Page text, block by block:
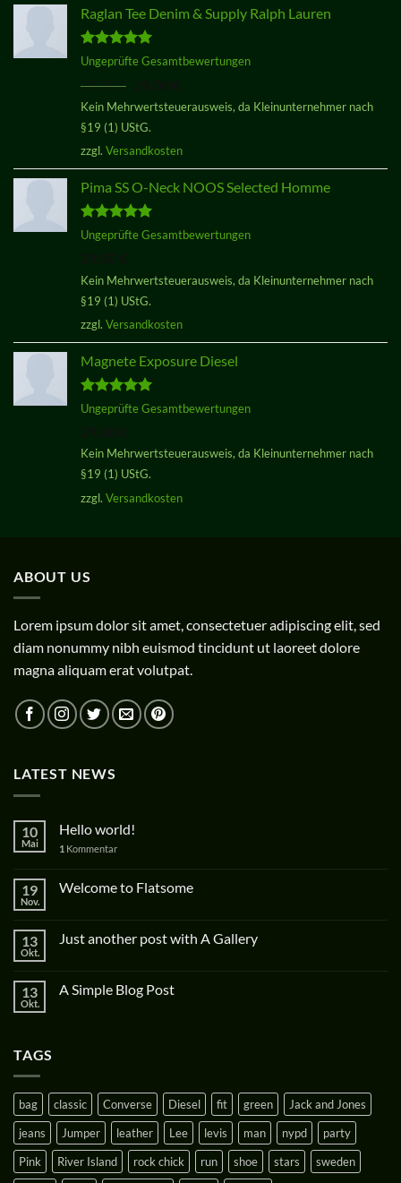
Raglan Tee Denim & Supply Ralph Lauren
Bewertet
von 5
Ungeprüfte Gesamtbewertungen
29,00€
Preis
war:
Preis
Kein Mehrwertsteuerausweis, da Kleinunternehmer nach
§19 (1) UStG.
zzgl. Versandkosten
Pima SS O-Neck NOOS Selected Homme
Bewertet
Ungeprüfte Gesamtbewertungen
Kein Mehrwertsteuerausweis, da Kleinunternehmer nach
§19 (1) UStG.
zzgl. Versandkosten
Magnete Exposure Diesel
Bewertet
Ungeprüfte Gesamtbewertungen
Kein Mehrwertsteuerausweis, da Kleinunternehmer nach
§19 (1) UStG.
zzgl. Versandkosten
ABOUT US
Lorem ipsum dolor sit amet, consectetuer adipiscing elit, sed
diam nonummy nibh euismod tincidunt ut laoreet dolore
magna aliquam erat volutpat.
LATEST NEWS
10
Mai
Hello world!
1 Kommentar
19
Nov.
Welcome to Flatsome
13
Okt.
Just another post with A Gallery
13
Okt.
A Simple Blog Post
TAGS
bag classic Converse Diesel fit green
Jack and Jones
jeans
Jumper leather Lee levis man nypd
party
Pink
River Island rock chick run shoe stars sweden